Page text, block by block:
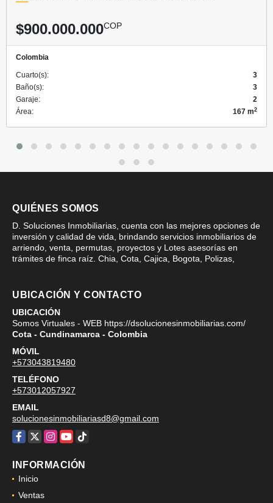
$900.000.000COP
Colombia
Cuarto(s):
3
Baño(s):
3
Garaje:
2
Área:
167 m2
QUIÉNES SOMOS
D. Soluciones Inmobiliarias, cuenta con las mejores opciones de
inversión y calidad de vida, brindando servicios inmobiliarios de
arriendo, venta, permutas, proyectos y Lotes asesorías en
trámites de finca raíz. Chia, Cota, Cajica, Bogota, Polizas,
UBICACIÓN Y CONTACTO
UBICACIÓN
Somos Virtuales - WEB https://dsolucionesinmobiliarias.com/
Cota - Cundinamarca - Colombia
MÓVIL
+573043819480
TELÉFONO
+573012057927
EMAIL
solucionesinmobiliariasd8@gmail.com
Facebook
X Instagram
YouTube
TikTok
INFORMACIÓN
Inicio
Ventas